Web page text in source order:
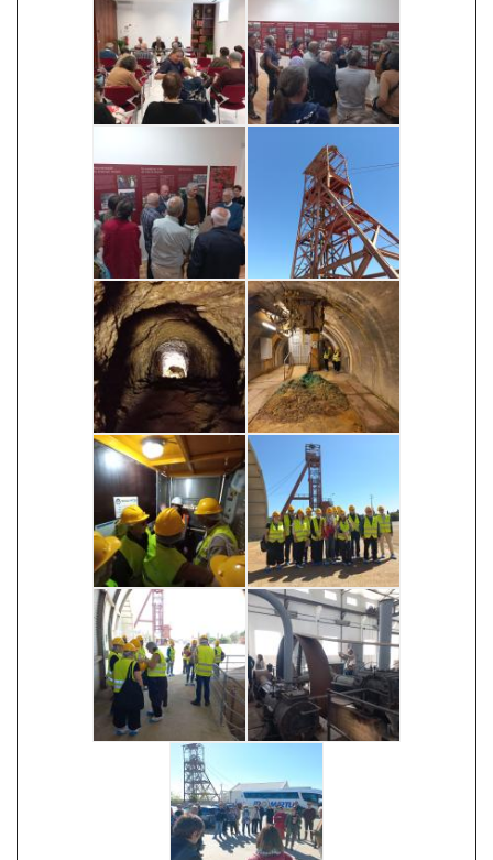
Image Image
Image Image
Image Image
Image